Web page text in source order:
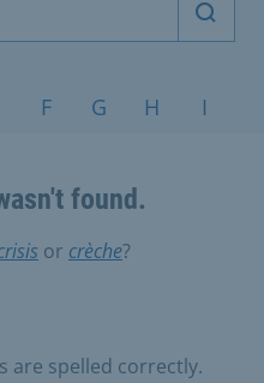
Start
F G H I
found.
or crèche?
are spelled correctly.